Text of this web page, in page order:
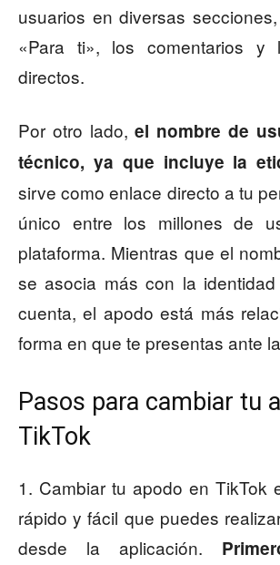
usuarios en diversas
«Para ti», los comentarios y
directos.
Por otro lado,el nombre de
técnico, ya que incluye la
sirve como enlace directo a tu
único entre los millones de
plataforma. Mientras que el
se asocia más con la
cuenta, el apodo está más
forma en que te presentas ante
Pasos para cambiar tu
TikTok
1. Cambiar tu apodo en TikTok
rápido y fácil que puedes
desde la aplicación.